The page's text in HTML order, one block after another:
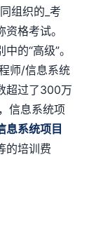
组织的_考
格考试。
的“高级”。
师/信息系统
超过了300万
信息系统项
息系统项目
的培训费